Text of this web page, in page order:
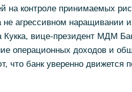
на контроле принимаемых
агрессивном наращивании
Кукка, вице-президент МДМ
операционных доходов и
что банк уверенно движется